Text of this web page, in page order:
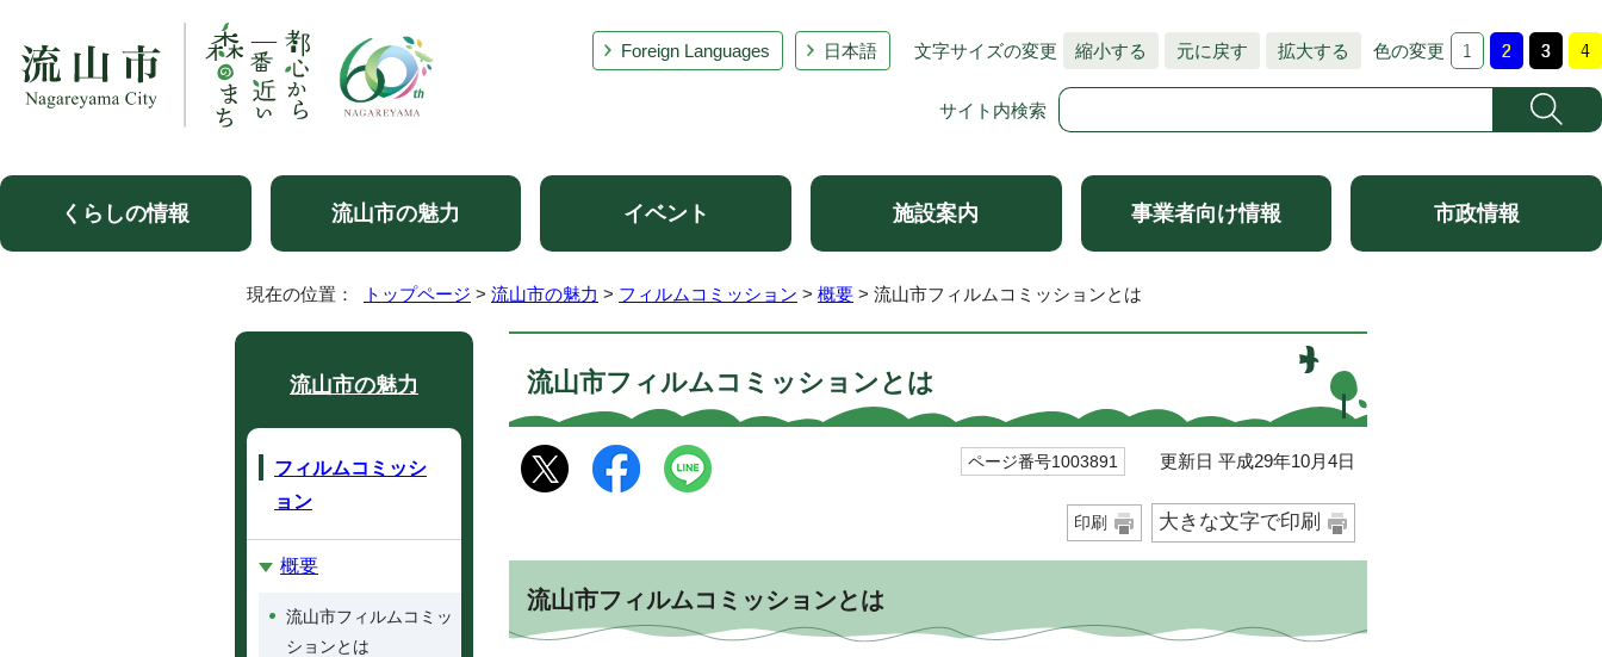
Foreign Languages 日本語 文字サイズの変更 縮小する 元に戻す 拡大する 色の変更
サイト内検索
くらしの情報 流山市の魅力 イベント 施設案内 事業者向け情報 市政情報
現在の位置： トップページ > 流山市の魅力 > フィルムコミッション > 概要 > 流山市フィルムコミッションとは
流山市フィルムコミッションとは
ページ番号1003891 更新日 平成29年10月4日
印刷 大きな文字で印刷
流山市フィルムコミッションとは
流山市の魅力
フィルムコミッシ
ョン
概要
流山市フィルムコミッ
ションとは